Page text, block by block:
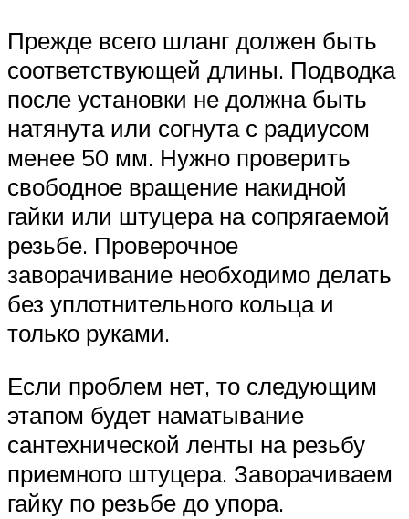
Прежде всего шланг должен быть
соответствующей длины. Подводка
после установки не должна быть
натянута или согнута с радиусом
менее 50 мм. Нужно проверить
свободное вращение накидной
гайки или штуцера на сопрягаемой
резьбе. Проверочное
заворачивание необходимо делать
без уплотнительного кольца и
только руками.
Если проблем нет, то следующим
этапом будет наматывание
сантехнической ленты на резьбу
приемного штуцера. Заворачиваем
гайку по резьбе до упора.